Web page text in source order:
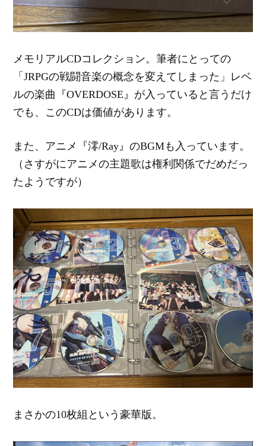
メモリアルCDコレクション。筆者にとっての
「JRPGの戦闘音楽の概念を変えてしまった」レベ
ルの楽曲『OVERDOSE』が入っていると言うだけ
でも、このCDは価値があります。
また、アニメ『澪/Ray』のBGMも入っています。
（さすがにアニメの主題歌は権利関係でだめだっ
たようですが）
まさかの10枚組という豪華版。